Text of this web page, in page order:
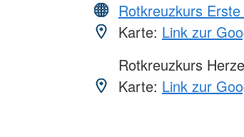
Rotkreuzkurs
Karte: Link zur
Rotkreuzkurs
Karte: Link zur